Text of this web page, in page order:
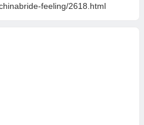
feeling/2618.html